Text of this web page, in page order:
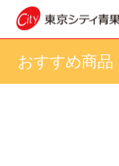
おすすめ商品